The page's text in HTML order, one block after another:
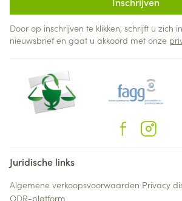
Door op inschrijven te klikken, schrijft u zich
nieuwsbrief en gaat u akkoord met onze
Juridische links
Algemene verkoopsvoorwaarden Privacy
ODR-platform